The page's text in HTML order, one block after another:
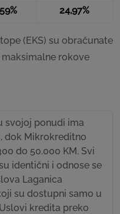
24,97%
(EKS) su obračunate
rokove
svojoj ponudi ima
dok Mikrokreditno
do 50.000 KM. Svi
identični i odnose se
Laganica
su dostupni samo u
kredita preko